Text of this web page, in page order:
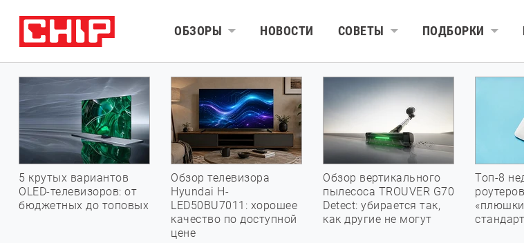
ОБЗОРЫ НОВОСТИ СОВЕТЫ ПОДБОРКИ
5 крутых вариантов
OLED-телевизоров: от
бюджетных до топовых
Обзор телевизора
Hyundai H-
LED50BU7011: хорошее
качество по доступной
цене
Обзор вертикального
пылесоса TROUVER G70
Detect: убирается так,
как другие не могут
Топ-8